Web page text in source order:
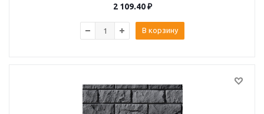
2 109.40₽
В корзину